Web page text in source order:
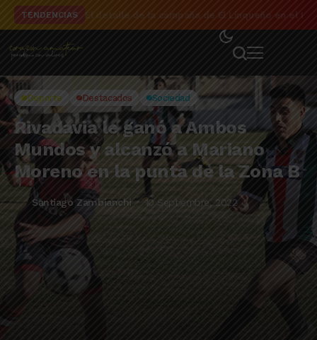
TENDENCIAS El detalle de la campaña de El Linqueño en el
Deporte Destacados Sociedad
Rivadavia le ganó a Ambos
Mundos y alcanzó a Mariano
Moreno en la punta de la Zona B
Santiago Zambianchi 10 Septiembre, 2022